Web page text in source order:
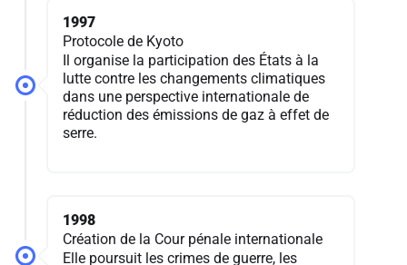
1997
Protocole de Kyoto
Il organise la participation des États à la
lutte contre les changements climatiques
dans une perspective internationale de
réduction des émissions de gaz à effet de
serre.
1998
Création de la Cour pénale internationale
Elle poursuit les crimes de guerre, les